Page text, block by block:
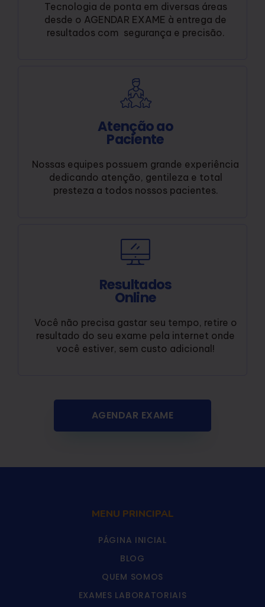
Tecnologia de ponta em diversas áreas
desde o AGENDAR EXAME à entrega de
resultados com segurança e precisão.
Atenção ao
Paciente
Nossas equipes possuem grande experiência
dedicando atenção, gentileza e total
presteza a todos nossos pacientes.
Resultados
Online
Você não precisa gastar seu tempo, retire o
resultado do seu exame pela internet onde
você estiver, sem custo adicional!
AGENDAR EXAME
MENU PRINCIPAL
PÁGINA INICIAL
BLOG
QUEM SOMOS
EXAMES LABORATORIAIS